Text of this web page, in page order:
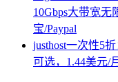
10Gbps大带宽
宝/Paypal
justhost一次性5
可选，1.44美元/